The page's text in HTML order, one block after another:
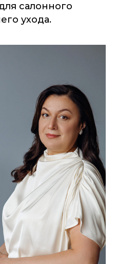
салонного
ухода.